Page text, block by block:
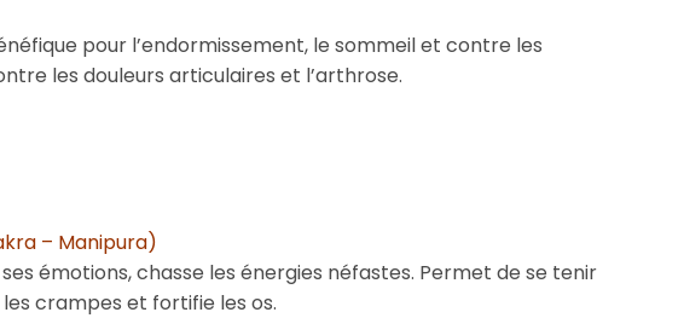
pour l’endormissement, le sommeil et contre les
les douleurs articulaires et l’arthrose.
– Manipura)
émotions, chasse les énergies néfastes. Permet de se tenir
crampes et fortifie les os.